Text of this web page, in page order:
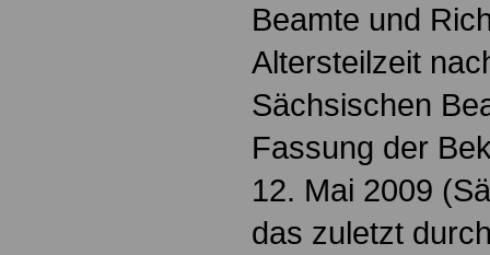
Beamte und
Altersteilzeit
Sächsischen
Fassung der
12. Mai 2009
das zuletzt